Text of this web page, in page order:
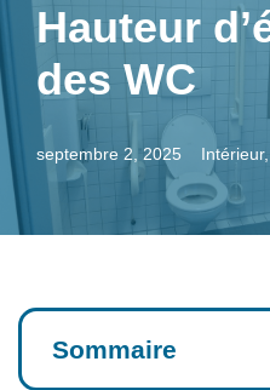
Hauteur
des WC
septembre 2, 2025 Intérieur,
Sommaire